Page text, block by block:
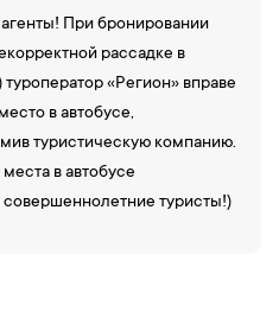
При бронировании
рассадке в
туроператор «Регион» вправе
в автобусе,
туристическую компанию.
в автобусе
совершеннолетние туристы!)